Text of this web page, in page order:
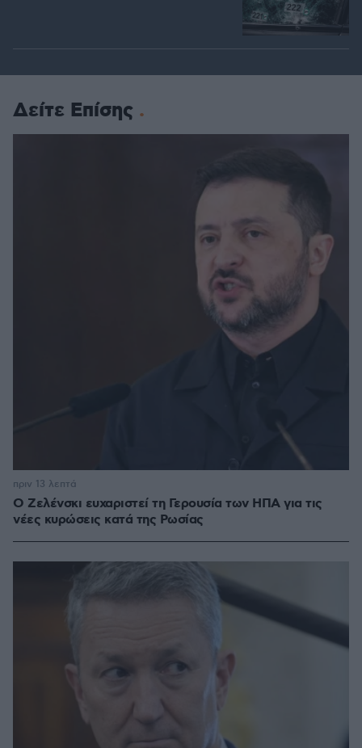
Δείτε Επίσης
Ο Ζελένσκι ευχαριστεί τη Γερουσία των ΗΠΑ για τις
νέες κυρώσεις κατά της Ρωσίας
πριν 13 λεπτά